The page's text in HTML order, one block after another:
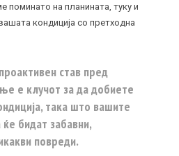
поминато на планината, туку и
кондиција со претходна
став пред
е клучот за да добиете
така што вашите
ќе бидат забавни,
повреди.